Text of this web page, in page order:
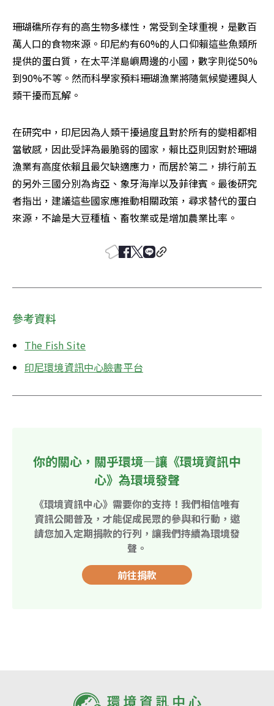
珊瑚礁所存有的高生物多樣性，常受到全球重視，是數百
萬人口的食物來源。印尼約有60%的人口仰賴這些魚類所
提供的蛋白質，在太平洋島嶼周邊的小國，數字則從50%
到90%不等。然而科學家預料珊瑚漁業將隨氣候變遷與人
類干擾而瓦解。
在研究中，印尼因為人類干擾過度且對於所有的變相都相
當敏感，因此受評為最脆弱的國家，賴比亞則因對於珊瑚
漁業有高度依賴且最欠缺適應力，而居於第二，排行前五
的另外三國分別為肯亞、象牙海岸以及菲律賓。最後研究
者指出，建議這些國家應推動相關政策，尋求替代的蛋白
來源，不論是大豆種植、畜牧業或是增加農業比率。
參考資料
The Fish Site
印尼環境資訊中心臉書平台
你的關心，關乎環境—讓《環境資訊中
心》為環境發聲
《環境資訊中心》需要你的支持！我們相信唯有
資訊公開普及，才能促成民眾的參與和行動，邀
請您加入定期捐款的行列，讓我們持續為環境發
聲。
前往捐款